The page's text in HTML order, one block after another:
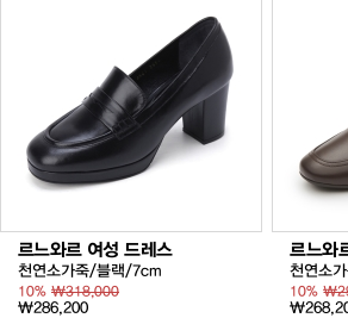
르느와르 여성 드레스
천연소가죽/블랙/7cm
10% ₩318,000
₩286,200
르느와
천연소
10%